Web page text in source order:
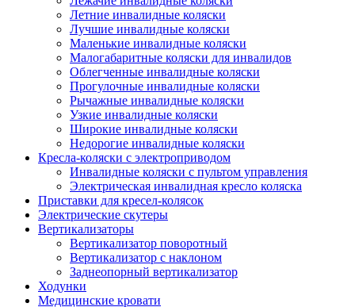
Летние инвалидные коляски
Лучшие инвалидные коляски
Маленькие инвалидные коляски
Малогабаритные коляски для инвалидов
Облегченные инвалидные коляски
Прогулочные инвалидные коляски
Рычажные инвалидные коляски
Узкие инвалидные коляски
Широкие инвалидные коляски
Недорогие инвалидные коляски
Кресла-коляски с электроприводом
Инвалидные коляски с пультом управления
Электрическая инвалидная кресло коляска
Приставки для кресел-колясок
Электрические скутеры
Вертикализаторы
Вертикализатор поворотный
Вертикализатор с наклоном
Заднеопорный вертикализатор
Ходунки
Медицинские кровати